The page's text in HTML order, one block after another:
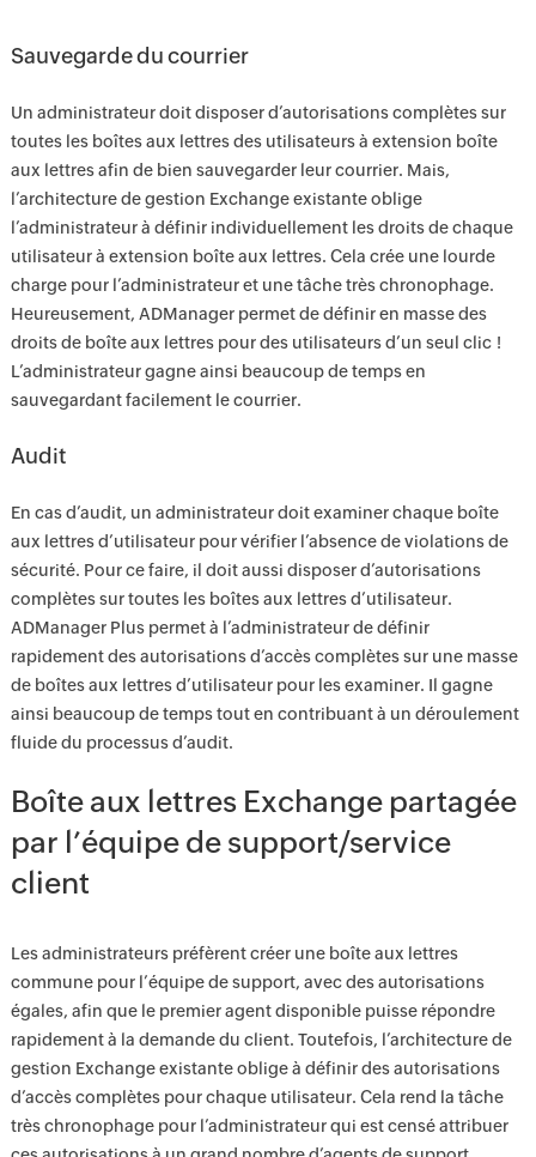
Sauvegarde du courrier
Un administrateur doit disposer d’autorisations complètes sur
toutes les boîtes aux lettres des utilisateurs à extension boîte
aux lettres afin de bien sauvegarder leur courrier. Mais,
l’architecture de gestion Exchange existante oblige
l’administrateur à définir individuellement les droits de chaque
utilisateur à extension boîte aux lettres. Cela crée une lourde
charge pour l’administrateur et une tâche très chronophage.
Heureusement, ADManager permet de définir en masse des
droits de boîte aux lettres pour des utilisateurs d’un seul clic !
L’administrateur gagne ainsi beaucoup de temps en
sauvegardant facilement le courrier.
Audit
En cas d’audit, un administrateur doit examiner chaque boîte
aux lettres d’utilisateur pour vérifier l’absence de violations de
sécurité. Pour ce faire, il doit aussi disposer d’autorisations
complètes sur toutes les boîtes aux lettres d’utilisateur.
ADManager Plus permet à l’administrateur de définir
rapidement des autorisations d’accès complètes sur une masse
de boîtes aux lettres d’utilisateur pour les examiner. Il gagne
ainsi beaucoup de temps tout en contribuant à un déroulement
fluide du processus d’audit.
Boîte aux lettres Exchange partagée
par l’équipe de support/service
client
Les administrateurs préfèrent créer une boîte aux lettres
commune pour l’équipe de support, avec des autorisations
égales, afin que le premier agent disponible puisse répondre
rapidement à la demande du client. Toutefois, l’architecture de
gestion Exchange existante oblige à définir des autorisations
d’accès complètes pour chaque utilisateur. Cela rend la tâche
très chronophage pour l’administrateur qui est censé attribuer